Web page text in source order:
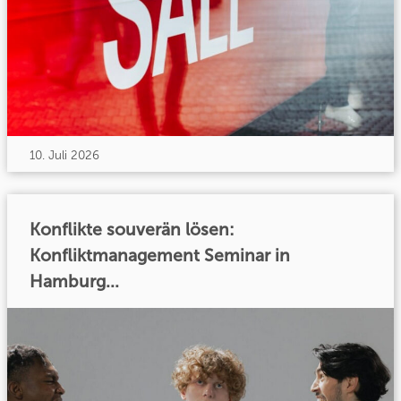
10. Juli 2026
Konflikte souverän lösen:
Konfliktmanagement Seminar in
Hamburg...